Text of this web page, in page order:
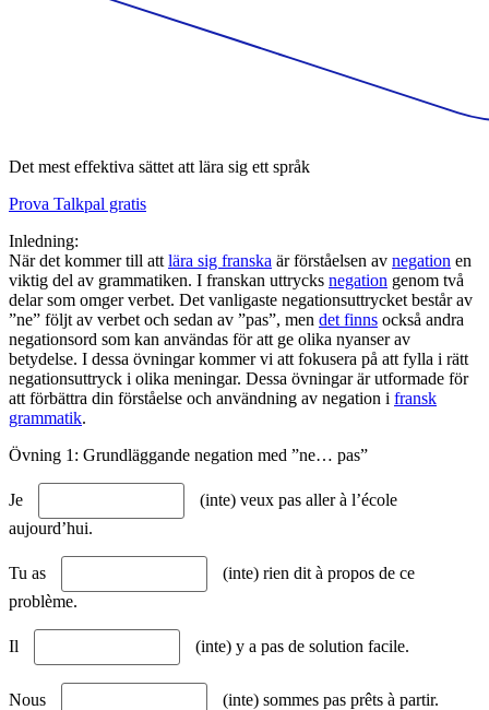
Det mest effektiva sättet att lära sig ett språk
Prova Talkpal gratis
Inledning:
När det kommer till att lära sig franska är förståelsen av negation en
viktig del av grammatiken. I franskan uttrycks negation genom två
delar som omger verbet. Det vanligaste negationsuttrycket består av
”ne” följt av verbet och sedan av ”pas”, men det finns också andra
negationsord som kan användas för att ge olika nyanser av
betydelse. I dessa övningar kommer vi att fokusera på att fylla i rätt
negationsuttryck i olika meningar. Dessa övningar är utformade för
att förbättra din förståelse och användning av negation i fransk
grammatik.
Övning 1: Grundläggande negation med ”ne… pas”
Je
(inte) veux pas aller à l’école
aujourd’hui.
Tu as
(inte) rien dit à propos de ce
problème.
Il (inte) y a pas de solution facile.
Nous (inte) sommes pas prêts à partir.